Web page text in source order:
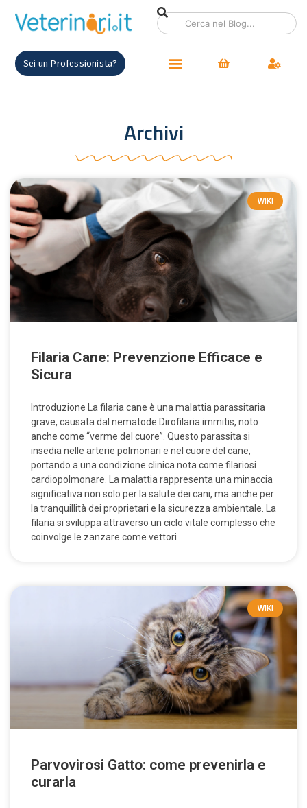
Sei un Professionista?
Archivi
WIKI
Filaria Cane: Prevenzione Efficace e
Sicura
Introduzione La filaria cane è una malattia parassitaria
grave, causata dal nematode Dirofilaria immitis, noto
anche come “verme del cuore”. Questo parassita si
insedia nelle arterie polmonari e nel cuore del cane,
portando a una condizione clinica nota come filariosi
cardiopolmonare. La malattia rappresenta una minaccia
significativa non solo per la salute dei cani, ma anche per
la tranquillità dei proprietari e la sicurezza ambientale. La
filaria si sviluppa attraverso un ciclo vitale complesso che
coinvolge le zanzare come vettori
WIKI
Parvovirosi Gatto: come prevenirla e
curarla